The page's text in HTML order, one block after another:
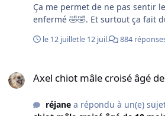
Ça me permet de ne pas sentir
enfermé 🤣🤣. Et surtout ça fait
le 12 juilletle 12 juil. 884
Axel chiot mâle croisé âgé
réjanea répondu à un(e)